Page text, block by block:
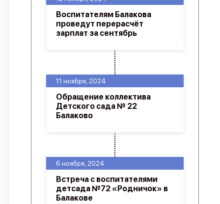
6 ноября, 2024
Встреча с воспитателями
детсада №72 «Родничок» в
Балакове
11 ноября, 2024
Обращение коллектива
Детского сада № 22
Балаково
Воспитателям Балакова
проведут перерасчёт
зарплат за сентябрь